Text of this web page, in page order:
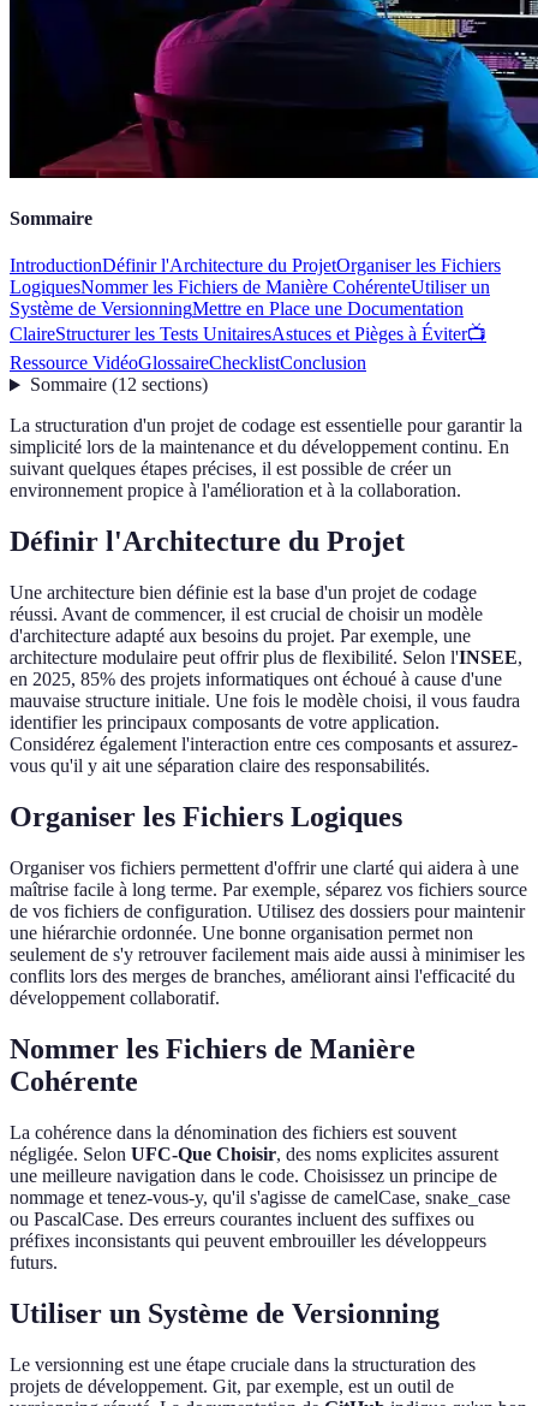
Sommaire
IntroductionDéfinir l'Architecture du ProjetOrganiser les Fichiers
LogiquesNommer les Fichiers de Manière CohérenteUtiliser un
Système de VersionningMettre en Place une Documentation
ClaireStructurer les Tests UnitairesAstuces et Pièges à Éviter📺
Ressource VidéoGlossaireChecklistConclusion
Sommaire(12 sections)
La structuration d'un projet de codage est essentielle pour garantir la
simplicité lors de la maintenance et du développement continu. En
suivant quelques étapes précises, il est possible de créer un
environnement propice à l'amélioration et à la collaboration.
Définir l'Architecture du Projet
Une architecture bien définie est la base d'un projet de codage
réussi. Avant de commencer, il est crucial de choisir un modèle
d'architecture adapté aux besoins du projet. Par exemple, une
architecture modulaire peut offrir plus de flexibilité. Selon l'INSEE,
en 2025, 85% des projets informatiques ont échoué à cause d'une
mauvaise structure initiale. Une fois le modèle choisi, il vous faudra
identifier les principaux composants de votre application.
Considérez également l'interaction entre ces composants et assurez-
vous qu'il y ait une séparation claire des responsabilités.
Organiser les Fichiers Logiques
Organiser vos fichiers permettent d'offrir une clarté qui aidera à une
maîtrise facile à long terme. Par exemple, séparez vos fichiers source
de vos fichiers de configuration. Utilisez des dossiers pour maintenir
une hiérarchie ordonnée. Une bonne organisation permet non
seulement de s'y retrouver facilement mais aide aussi à minimiser les
conflits lors des merges de branches, améliorant ainsi l'efficacité du
développement collaboratif.
Nommer les Fichiers de Manière
Cohérente
La cohérence dans la dénomination des fichiers est souvent
négligée. Selon UFC-Que Choisir, des noms explicites assurent
une meilleure navigation dans le code. Choisissez un principe de
nommage et tenez-vous-y, qu'il s'agisse de camelCase, snake_case
ou PascalCase. Des erreurs courantes incluent des suffixes ou
préfixes inconsistants qui peuvent embrouiller les développeurs
futurs.
Utiliser un Système de Versionning
Le versionning est une étape cruciale dans la structuration des
projets de développement. Git, par exemple, est un outil de